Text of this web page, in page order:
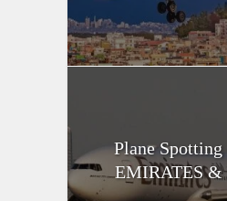
Plane Spotting
EMIRATES